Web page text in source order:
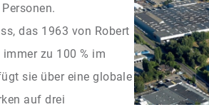
das 1963 von Robert
zu 100 % im
sie über eine globale
auf drei